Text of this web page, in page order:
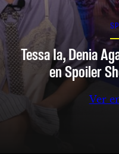
Tessa Ia, Denia
en Spoiler
Ver